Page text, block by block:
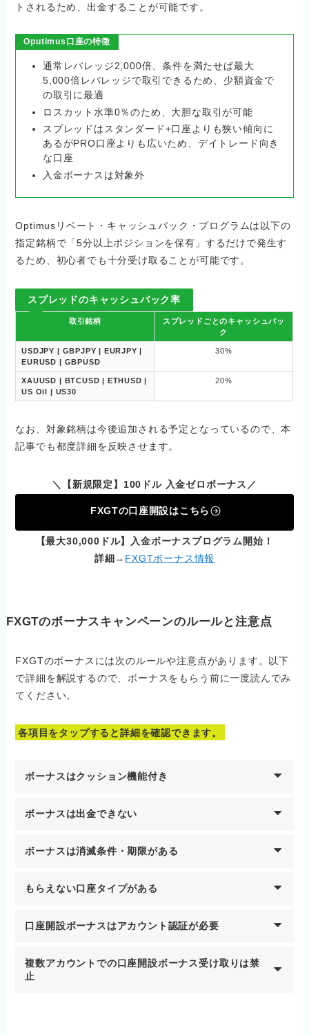
トされるため、出金することが可能です。
Oputimus口座の特徴
通常レバレッジ2,000倍、条件を満たせば最大
5,000倍レバレッジで取引できるため、少額資金で
の取引に最適
ロスカット水準0％のため、大胆な取引が可能
スプレッドはスタンダード+口座よりも狭い傾向に
あるがPRO口座よりも広いため、デイトレード向き
な口座
入金ボーナスは対象外
Optimusリベート・キャッシュバック・プログラムは以下の
指定銘柄で「5分以上ポジションを保有」するだけで発生す
るため、初心者でも十分受け取ることが可能です。
スプレッドのキャッシュバック率
取引銘柄
スプレッドごとのキャッシュバッ
ク
USDJPY | GBPJPY | EURJPY |
EURUSD | GBPUSD
30%
XAUUSD | BTCUSD | ETHUSD |
US Oil | US30
20%
なお、対象銘柄は今後追加される予定となっているので、本
記事でも都度詳細を反映させます。
＼【新規限定】100ドル 入金ゼロボーナス／
FXGTの口座開設はこちら
【最大30,000ドル】入金ボーナスプログラム開始！
詳細→ FXGTボーナス情報
FXGTのボーナスキャンペーンのルールと注意点
FXGTのボーナスには次のルールや注意点があります。以下
で詳細を解説するので、ボーナスをもらう前に一度読んでみ
てください。
各項目をタップすると詳細を確認できます。
ボーナスはクッション機能付き
ボーナスは出金できない
ボーナスは消滅条件・期限がある
もらえない口座タイプがある
口座開設ボーナスはアカウント認証が必要
複数アカウントでの口座開設ボーナス受け取りは禁
止